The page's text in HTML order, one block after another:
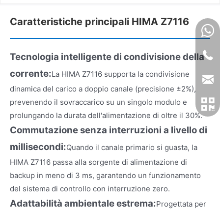
Caratteristiche principali HIMA Z7116
Tecnologia intelligente di condivisione della
corrente:La HIMA Z7116 supporta la condivisione
dinamica del carico a doppio canale (precisione ±2%),
prevenendo il sovraccarico su un singolo modulo e
prolungando la durata dell'alimentazione di oltre il 30%.
Commutazione senza interruzioni a livello di
millisecondi:Quando il canale primario si guasta, la
HIMA Z7116 passa alla sorgente di alimentazione di
backup in meno di 3 ms, garantendo un funzionamento
del sistema di controllo con interruzione zero.
Adattabilità ambientale estrema:Progettata per